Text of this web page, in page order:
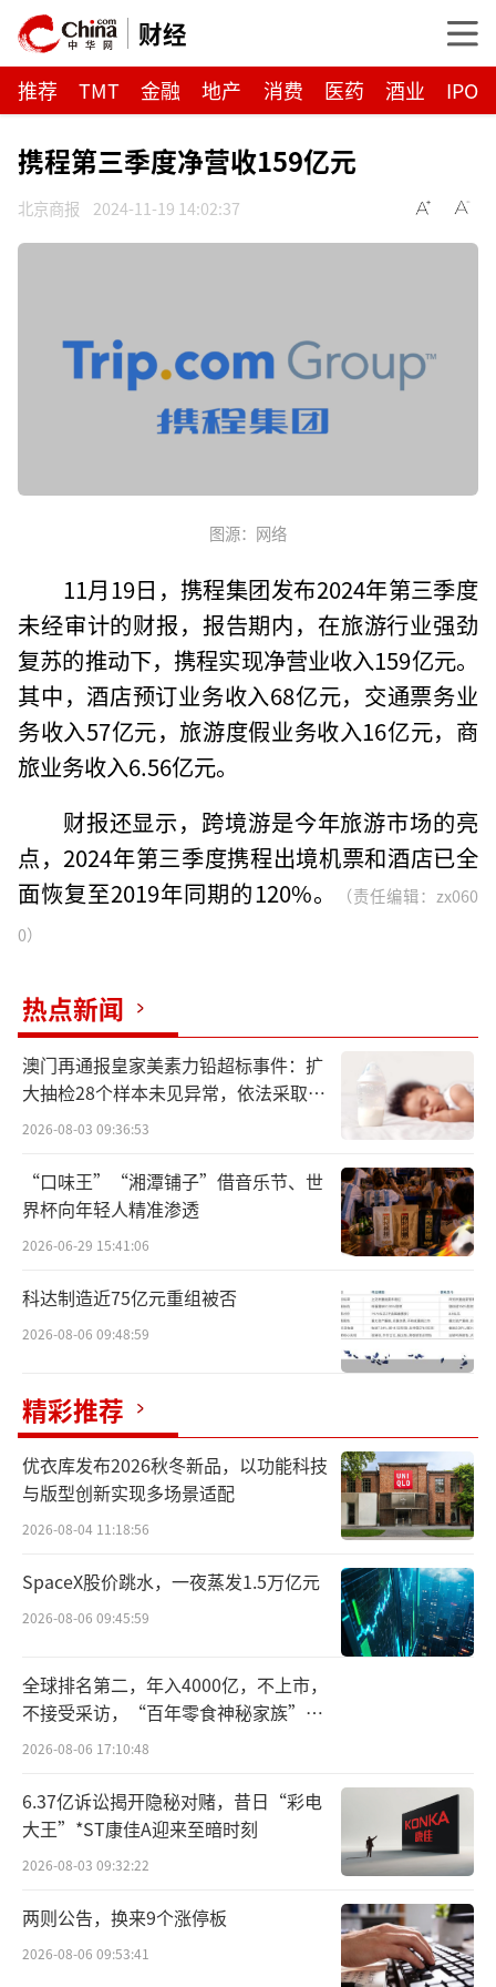
财经
推荐 TMT 金融 地产 消费 医药 酒业 IPO
携程第三季度净营收159亿元
北京商报 2024-11-19 14:02:37
图源：网络
11月19日，携程集团发布2024年第三季度
未经审计的财报，报告期内，在旅游行业强劲
复苏的推动下，携程实现净营业收入159亿元。
其中，酒店预订业务收入68亿元，交通票务业
务收入57亿元，旅游度假业务收入16亿元，商
旅业务收入6.56亿元。
财报还显示，跨境游是今年旅游市场的亮
点，2024年第三季度携程出境机票和酒店已全
面恢复至2019年同期的120%。
（责任编辑：zx060
0）
热点新闻
澳门再通报皇家美素力铅超标事件：扩
大抽检28个样本未见异常，依法采取预
防性下架
2026-08-03 09:36:53
“口味王”“湘潭铺子”借音乐节、世
界杯向年轻人精准渗透
2026-06-29 15:41:06
科达制造近75亿元重组被否
2026-08-06 09:48:59
精彩推荐
优衣库发布2026秋冬新品，以功能科技
与版型创新实现多场景适配
2026-08-04 11:18:56
SpaceX股价跳水，一夜蒸发1.5万亿元
2026-08-06 09:45:59
全球排名第二，年入4000亿，不上市，
不接受采访，“百年零食神秘家族”浮
出水面？
2026-08-06 17:10:48
6.37亿诉讼揭开隐秘对赌，昔日“彩电
大王”*ST康佳A迎来至暗时刻
2026-08-03 09:32:22
两则公告，换来9个涨停板
2026-08-06 09:53:41